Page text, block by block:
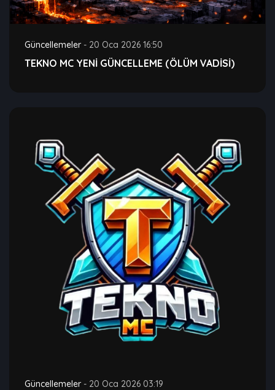
Güncellemeler - 20 Oca 2026 16:50
TEKNO MC YENİ GÜNCELLEME (ÖLÜM VADİSİ)
Güncellemeler - 20 Oca 2026 03:19